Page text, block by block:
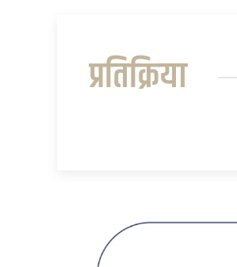
प्रतिक्रिया